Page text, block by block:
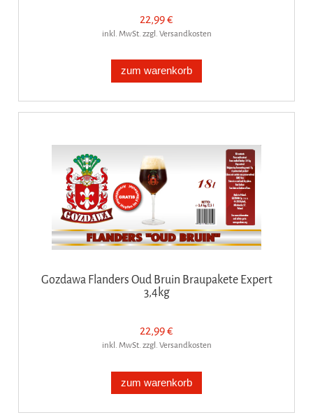
22,99 €
inkl. MwSt. zzgl. Versandkosten
zum warenkorb
Gozdawa Flanders Oud Bruin Braupakete Expert
3,4kg
22,99 €
inkl. MwSt. zzgl. Versandkosten
zum warenkorb